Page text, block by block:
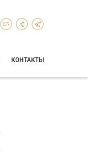
EN
КОНТАКТЫ